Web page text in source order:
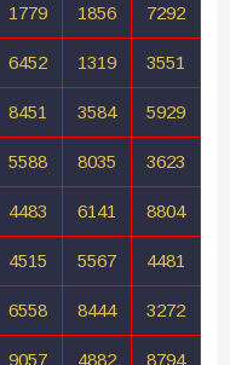
1779 1856 7292
6452 1319 3551
8451 3584 5929
5588 8035 3623
4483 6141 8804
4515 5567 4481
6558 8444 3272
9057 4882 8794